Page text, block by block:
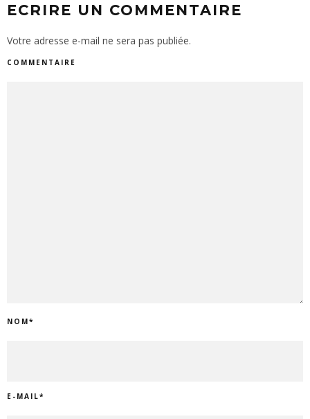
ECRIRE UN COMMENTAIRE
Votre adresse e-mail ne sera pas publiée.
COMMENTAIRE
NOM*
E-MAIL*